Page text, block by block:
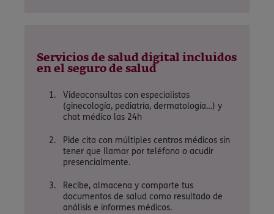
Servicios de salud digital incluidos
en el seguro de salud
Videoconsultas con especialistas
(ginecología, pediatría, dermatología…) y
chat médico las 24h
Pide cita con múltiples centros médicos sin
tener que llamar por teléfono o acudir
presencialmente.
Recibe, almacena y comparte tus
documentos de salud como resultado de
análisis e informes médicos.